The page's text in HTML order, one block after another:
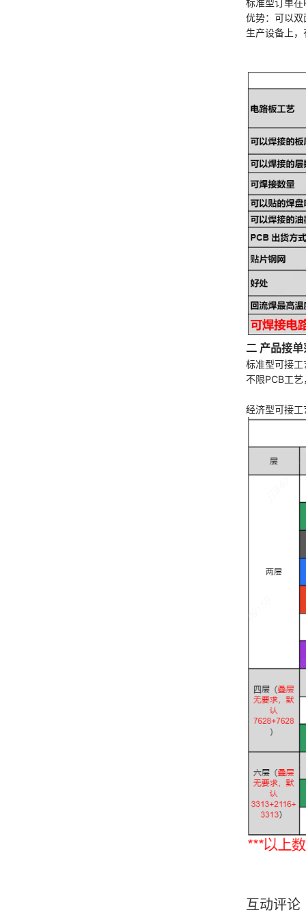
标准型订单
优势：可以
生产设备上
二 产品接
标准型可接
不限PCB工
经济型可接
互动评论